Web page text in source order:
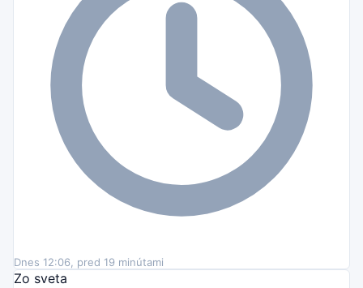
Dnes 12:06, pred 19 minútami
Zo sveta